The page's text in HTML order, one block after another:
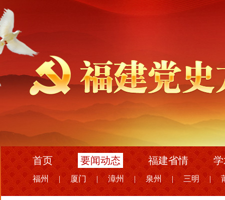
首页 要闻动态 福建省情
福州 | 厦门 | 漳州 | 泉州 | 三明 |